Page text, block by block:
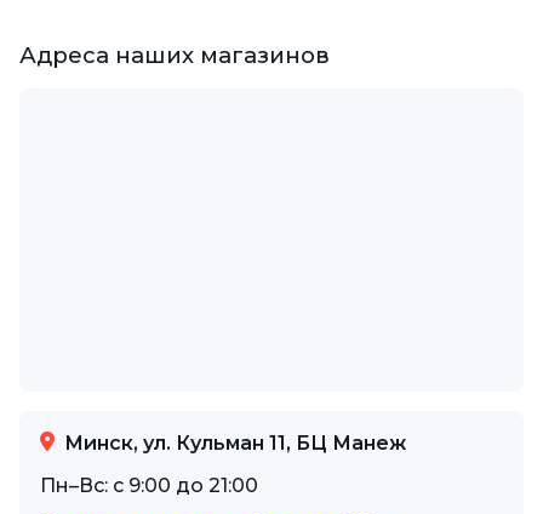
Адреса наших магазинов
Минск, ул. Кульман 11, БЦ Манеж
Пн–Вс: с 9:00 до 21:00